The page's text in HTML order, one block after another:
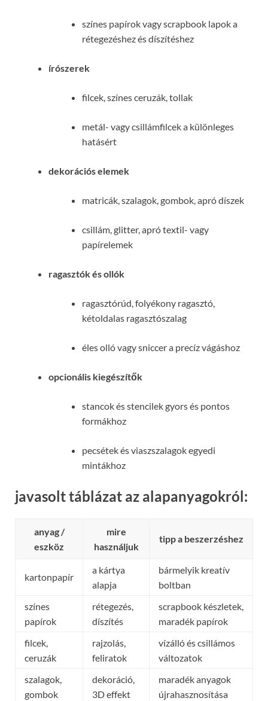
színes papírok vagy scrapbook lapok a
rétegezéshez és díszítéshez
írószerek
filcek, színes ceruzák, tollak
metál- vagy csillámfilcek a különleges
hatásért
dekorációs elemek
matricák, szalagok, gombok, apró díszek
csillám, glitter, apró textil- vagy
papírelemek
ragasztók és ollók
ragasztórúd, folyékony ragasztó,
kétoldalas ragasztószalag
éles olló vagy sniccer a precíz vágáshoz
opcionális kiegészítők
stancok és stencilek gyors és pontos
formákhoz
pecsétek és viaszszalagok egyedi
mintákhoz
javasolt táblázat az alapanyagokról:
anyag /
eszköz
mire
használjuk
tipp a beszerzéshez
kartonpapír
a kártya
alapja
bármelyik kreatív
boltban
színes
papírok
rétegezés,
díszítés
scrapbook készletek,
maradék papírok
filcek,
ceruzák
rajzolás,
feliratok
vízálló és csillámos
változatok
szalagok,
gombok
dekoráció,
3D effekt
maradék anyagok
újrahasznosítása